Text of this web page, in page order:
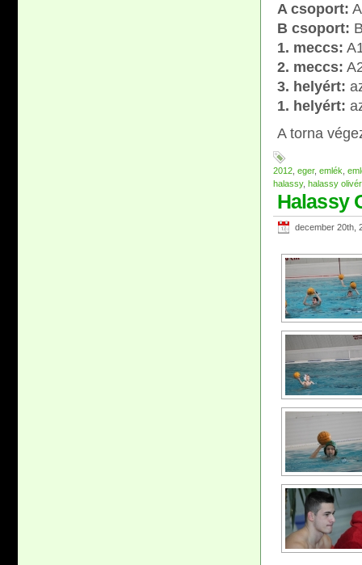
A csoport:
B csoport:
1. meccs:
2. meccs:
3. helyért:
1. helyért:
A torna
2012 eger, emlék
halassy, halassy olivér
Halassy
december 20th,